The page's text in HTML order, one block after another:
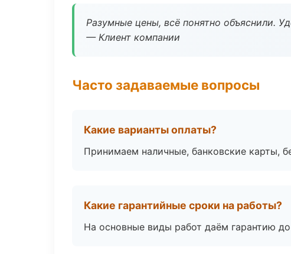
Разумные цены, всё понятно объяснили.
— Клиент компании
Часто задаваемые вопросы
Какие варианты оплаты?
Принимаем наличные, банковские карты,
Какие гарантийные сроки на работы?
На основные виды работ даём гарантию